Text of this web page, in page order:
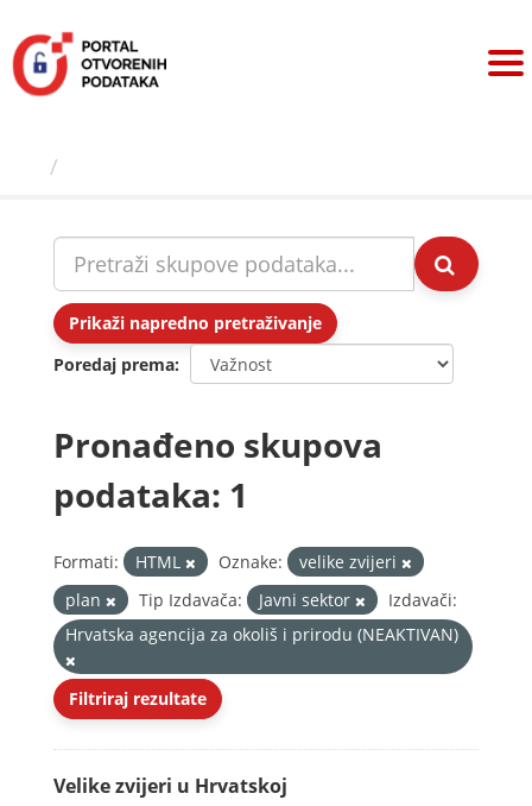
sadržaj
Prikaži napredno pretraživanje
Poredaj prema
Pronađeno skupova
podataka: 1
Formati: HTML Oznake:
velike zvijeri
plan
Tip Izdavača: Javni sektor
Izdavači:
Hrvatska agencija za okoliš i prirodu (NEAKTIVAN)
Filtriraj rezultate
Velike zvijeri u Hrvatskoj